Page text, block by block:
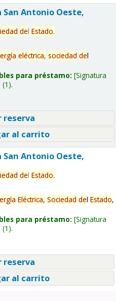
Antonio Oeste,
del Estado.
eléctrica, sociedad del
para préstamo: Signatura
(1).
reserva
al carrito
Antonio Oeste,
del Estado.
Eléctrica, Sociedad del Estado,
para préstamo: Signatura
(1).
reserva
al carrito